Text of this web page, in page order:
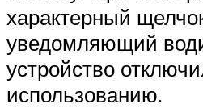
характерный
уведомляющий
устройство
использованию.